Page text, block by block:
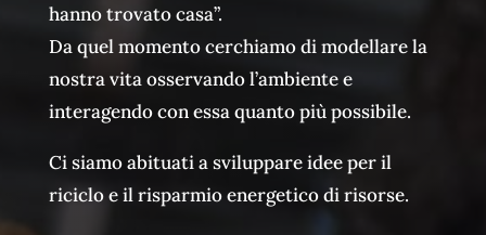
La natura infatti
qualcosa di bello e piacevole, ma
anche qualcosa diindispensabile
per lo sviluppo psicofisico e come
hanno trovato casa”.
Da quel momento cerchiamo di modellare la
nostra vita osservando l’ambiente e
interagendo con essa quanto più possibile.
Ci siamo abituati a sviluppare idee per il
riciclo e il risparmio energetico di risorse.